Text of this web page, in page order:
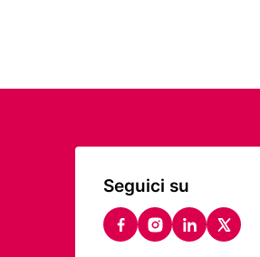
Seguici su
facebook
instagram
linkedin
twitter